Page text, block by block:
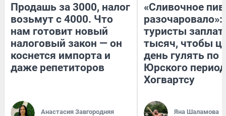
Продашь за 3000, налог
возьмут с 4000. Что
нам готовит новый
налоговый закон — он
коснется импорта и
даже репетиторов
Анастасия Завгородняя
«Сливочное
разочаровало»:
туристы
тысяч, чтобы
день гулять по
Юрского
Хогвартсу
Яна Шаламова